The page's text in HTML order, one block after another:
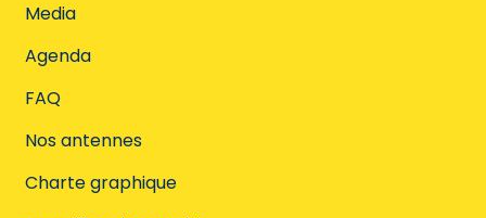
Media
Agenda
FAQ
Nos antennes
Charte graphique